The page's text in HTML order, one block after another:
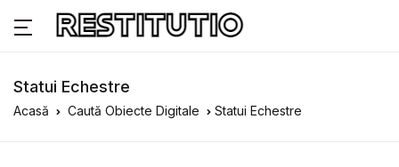
Statui Echestre
Acasă Caută Obiecte Digitale Statui Echestre